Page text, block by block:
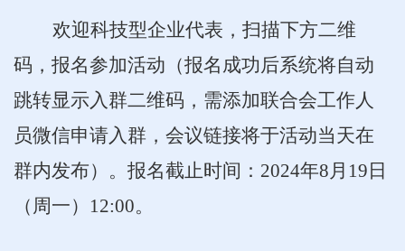
欢迎科技型企业代表，扫描下方二维
码，报名参加活动（报名成功后系统将自动
跳转显示入群二维码，需添加联合会工作人
员微信申请入群，会议链接将于活动当天在
群内发布）。报名截止时间：2024年8月19日
（周一）12:00。